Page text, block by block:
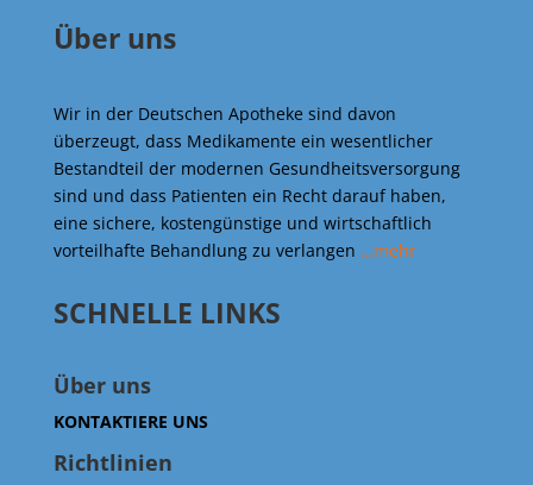
Über uns
Wir in der Deutschen Apotheke sind davon
überzeugt, dass Medikamente ein wesentlicher
Bestandteil der modernen Gesundheitsversorgung
sind und dass Patienten ein Recht darauf haben,
eine sichere, kostengünstige und wirtschaftlich
vorteilhafte Behandlung zu verlangen …mehr
SCHNELLE LINKS
Über uns
KONTAKTIERE UNS
Richtlinien